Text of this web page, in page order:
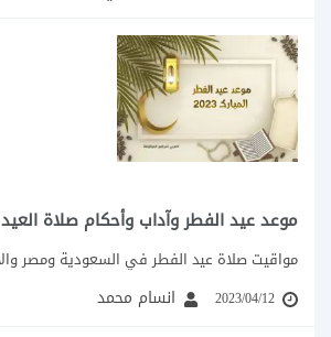
موعد عيد الفطر وآداب وأحكام صلاة العيد
2023/04/12 انسام محمد